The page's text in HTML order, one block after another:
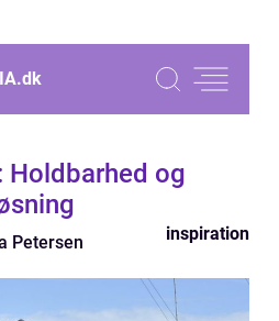
dk
Holdbarhed og
Petersen inspiration